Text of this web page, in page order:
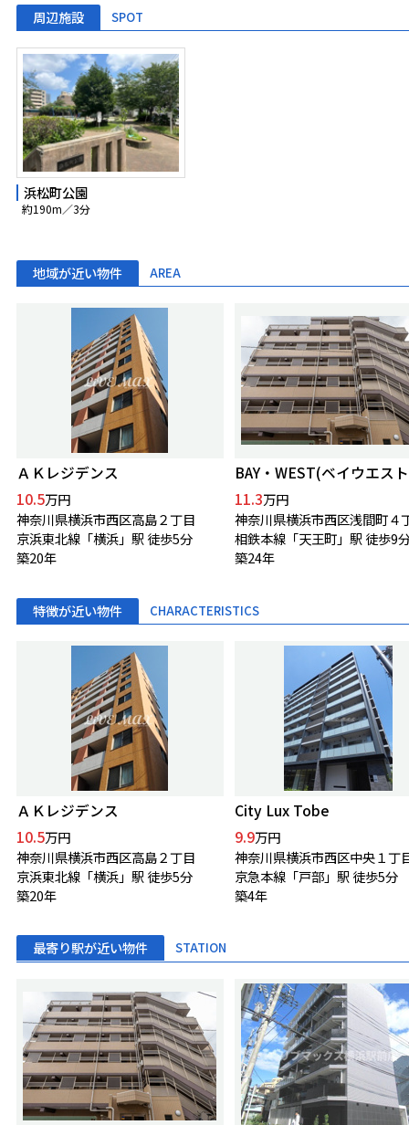
周辺施設 SPOT
浜松町公園
約190m／3分
地域が近い物件 AREA
ＡＫレジデンス
10.5万円
神奈川県横浜市西区高島２丁目
京浜東北線「横浜」駅 徒歩5分
築20年
BAY・WEST(ベイウエス
11.3万円
神奈川県横浜市西区浅間町４
相鉄本線「天王町」駅 徒歩9
築24年
特徴が近い物件 CHARACTERISTICS
ＡＫレジデンス
10.5万円
神奈川県横浜市西区高島２丁目
京浜東北線「横浜」駅 徒歩5分
築20年
City Lux Tobe
9.9万円
神奈川県横浜市西区中央１丁
京急本線「戸部」駅 徒歩5分
築4年
最寄り駅が近い物件 STATION